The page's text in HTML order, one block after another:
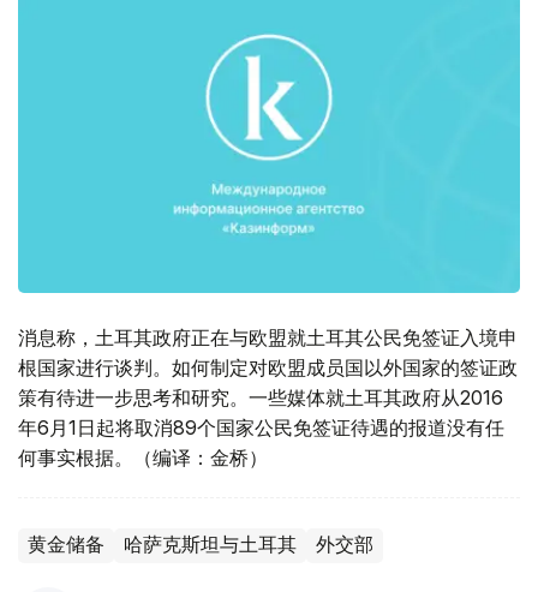
消息称，土耳其政府正在与欧盟就土耳其公民免签证入境申
根国家进行谈判。如何制定对欧盟成员国以外国家的签证政
策有待进一步思考和研究。一些媒体就土耳其政府从2016
年6月1日起将取消89个国家公民免签证待遇的报道没有任
何事实根据。（编译：金桥）
黄金储备 哈萨克斯坦与土耳其 外交部